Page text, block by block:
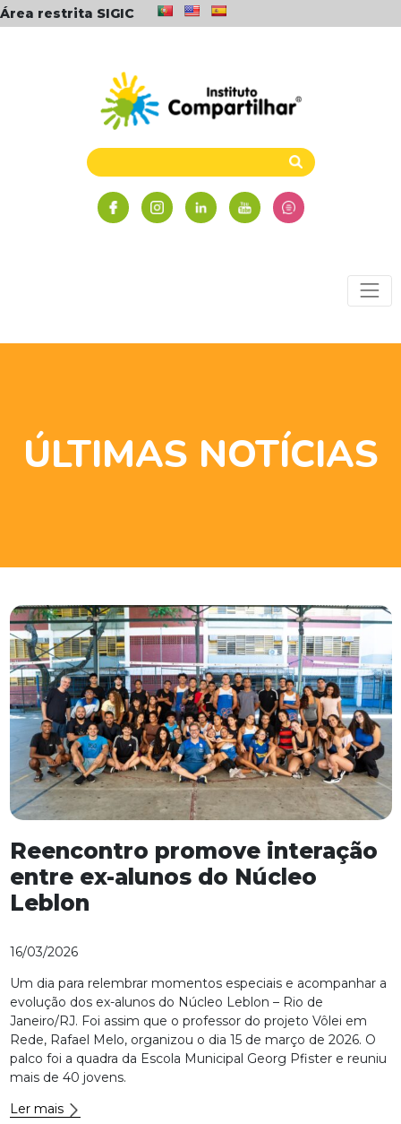
Área restrita SIGIC
ÚLTIMAS NOTÍCIAS
Reencontro promove interação
entre ex-alunos do Núcleo
Leblon
16/03/2026
Um dia para relembrar momentos especiais e acompanhar a
evolução dos ex-alunos do Núcleo Leblon – Rio de
Janeiro/RJ. Foi assim que o professor do projeto Vôlei em
Rede, Rafael Melo, organizou o dia 15 de março de 2026. O
palco foi a quadra da Escola Municipal Georg Pfister e reuniu
mais de 40 jovens.
Ler mais